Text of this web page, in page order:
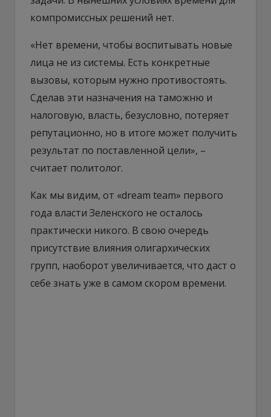
компромиссных решений нет.
«Нет времени, чтобы воспитывать новые
лица не из системы. Есть конкретные
вызовы, которым нужно противостоять.
Сделав эти назначения на таможню и
налоговую, власть, безусловно, потеряет
репутационно, но в итоге может получить
результат по поставленной цели», –
считает политолог.
Как мы видим, от «dream team» первого
года власти Зеленского не осталось
практически никого. В свою очередь
присутствие влияния олигархических
групп, наоборот увеличивается, что даст о
себе знать уже в самом скором времени.